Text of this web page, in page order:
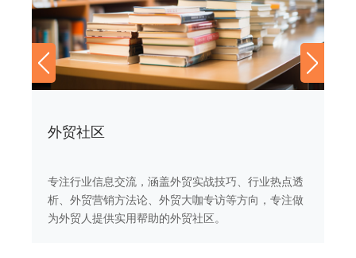
关于我们
外贸社区
专注行业信息交流，涵盖外贸实战技巧、行业热点透
析、外贸营销方法论、外贸大咖专访等方向，专注做
为外贸人提供实用帮助的外贸社区。